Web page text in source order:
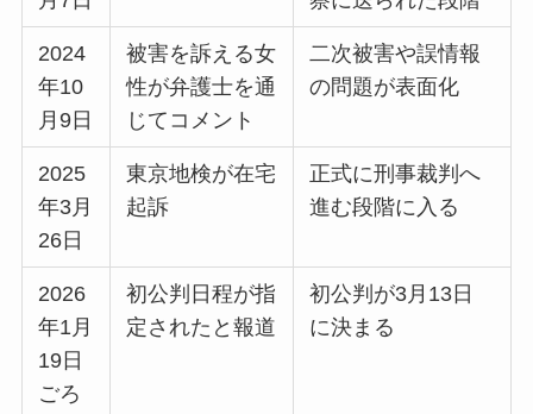
2024
年10
月9日
被害を訴える女
性が弁護士を通
じてコメント
二次被害や誤情報
の問題が表面化
2025
年3月
26日
東京地検が在宅
起訴
正式に刑事裁判へ
進む段階に入る
2026
年1月
19日
ごろ
初公判日程が指
定されたと報道
初公判が3月13日
に決まる